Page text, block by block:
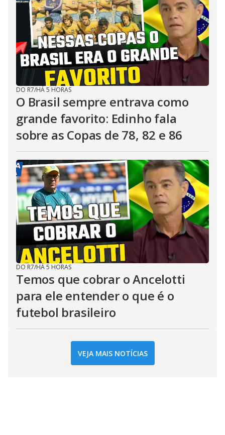
DO R7/HÁ 5 HORAS
O Brasil sempre entrava como
grande favorito: Edinho fala
sobre as Copas de 78, 82 e 86
DO R7/HÁ 5 HORAS
Temos que cobrar o Ancelotti
para ele entender o que é o
futebol brasileiro
VEJA MAIS NOTÍCIAS